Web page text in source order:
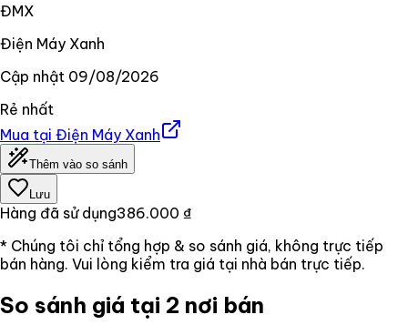
ĐMX
Điện Máy Xanh
Cập nhật 09/08/2026
Rẻ nhất
Mua tại Điện Máy Xanh
Thêm vào so sánh
Lưu
Hàng đã sử dụng386.000 ₫
* Chúng tôi chỉ tổng hợp & so sánh giá, không trực tiếp
bán hàng. Vui lòng kiểm tra giá tại nhà bán trực tiếp.
So sánh giá tại 2 nơi bán